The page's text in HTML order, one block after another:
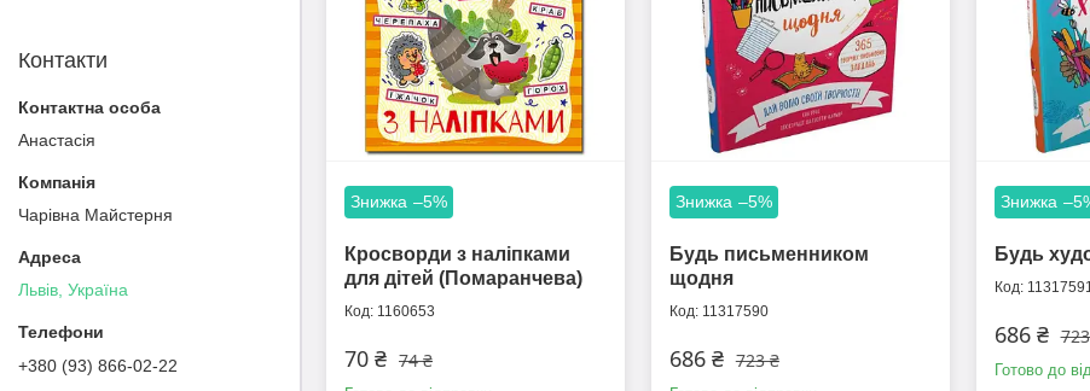
–5%
Кросворди з наліпками
для дітей (Помаранчева)
1160653
74 ₴
70 ₴
–5%
Будь письменником
щодня
11317590
723 ₴
686 ₴
Будь
686 ₴
Готово до
Контакти
Анастасія
Чарівна Майстерня
Львів, Україна
+380 (93) 866-02-22